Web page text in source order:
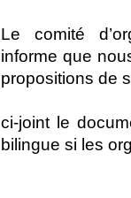
Le comité
informe que
propositions de
ci-joint le
bilingue si les